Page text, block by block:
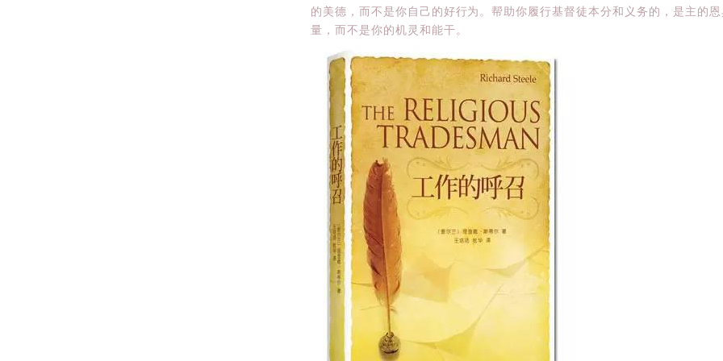
的美德，而不是你自己的好行为。帮助你履行基督徒本分和义务的，是主的
量，而不是你的机灵和能干。